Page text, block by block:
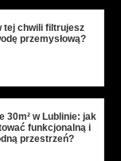
tej chwili filtrujesz
przemysłową?
30m² w Lublinie: jak
funkcjonalną i
przestrzeń?